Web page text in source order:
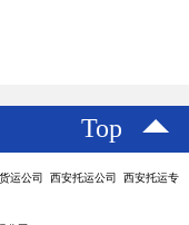
Top
运公司 西安托运公司 西安托运专